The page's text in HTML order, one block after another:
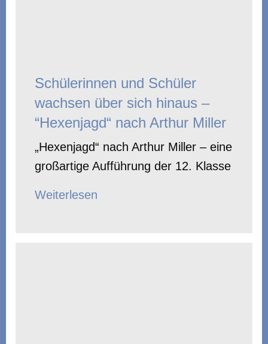
Schülerinnen und Schüler
wachsen über sich hinaus –
“Hexenjagd“ nach Arthur Miller
„Hexenjagd“ nach Arthur Miller – eine
großartige Aufführung der 12. Klasse
Weiterlesen